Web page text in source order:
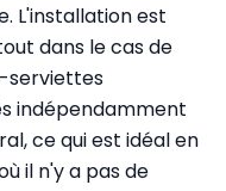
L'installation est
dans le cas de
serviettes
indépendamment
ce qui est idéal en
il n'y a pas de